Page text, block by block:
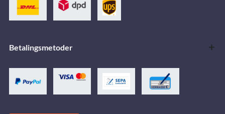
Betalingsmetoder